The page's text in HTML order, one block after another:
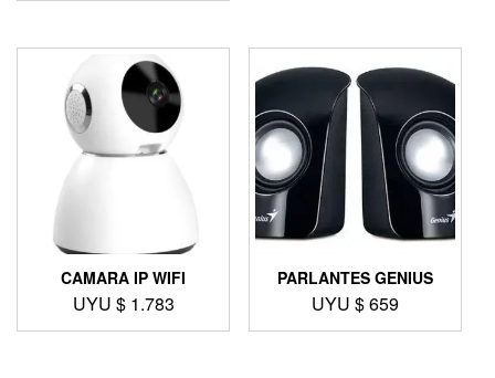
CAMARA IP WIFI
UYU $ 1.783
PARLANTES GENIUS
UYU $659